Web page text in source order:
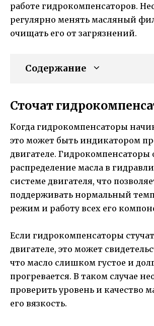
работе гидрокомпенсаторов.
регулярно менять масляный
очищать его от загрязнений.
Содержание
Сточат
Когда гидрокомпенсаторы
это может быть индикатором
двигателе. Гидрокомпенсаторы
распределение масла в
системе двигателя, что
поддерживать нормальный
режим и работу всех его
Если гидрокомпенсаторы
двигателе, это может
что масло слишком густое и
прогревается. В таком случае
проверить уровень и качество
его вязкость.